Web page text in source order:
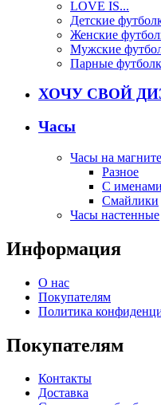
LOVE IS...
Детские
Женские
Мужские
Парные
ХОЧУ СВОЙ
Часы
Часы на магните
Разное
С именами
Смайлики
Часы настенные
Информация
О нас
Покупателям
Политика
Покупателям
Контакты
Доставка